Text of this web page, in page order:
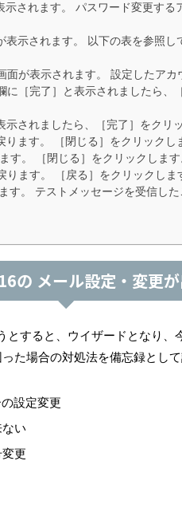
示されます。 パスワード変更する
表示されます。 以下の表を参照
面が表示されます。 設定したア
に［完了］と表示されましたら、
示されましたら、［完了］をクリ
ります。 ［閉じる］をクリックし
す。 ［閉じる］をクリックします
ります。 ［戻る］をクリックしま
す。 テストメッセージを受信し
の メール設定・変更
すると、ウイザードとなり、
た場合の対処法を備忘録として
設定変更
い
更